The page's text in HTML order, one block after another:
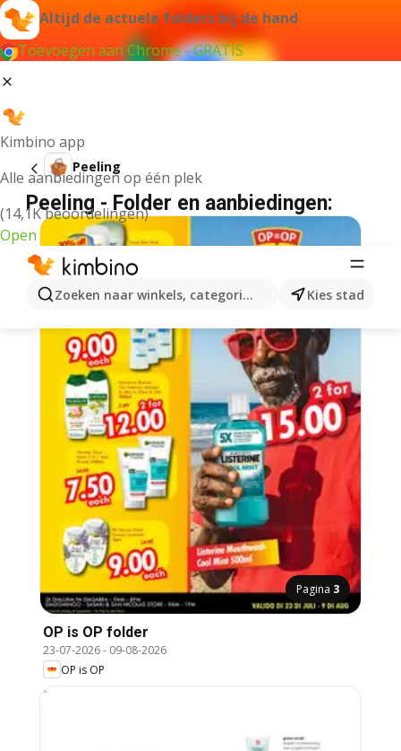
Altijd de actuele folders bij de hand
Toevoegen aan Chrome - GRATIS
Kimbino app
Alle aanbiedingen op één plek
(14,1K beoordelingen)
Open
Zoeken naar winkels, categorieën, producten...
Kies stad
Peeling
Peeling - Folder en aanbiedingen:
Pagina 3
OP is OP folder
23-07-2026- 09-08-2026
OP is OP